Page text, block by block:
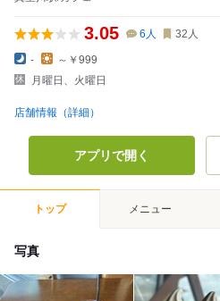
3.05 6 人 32 人
-
～￥999
月曜日、火曜日
店舗情報（詳細）
アプリで開く
トップ メニュー
写真